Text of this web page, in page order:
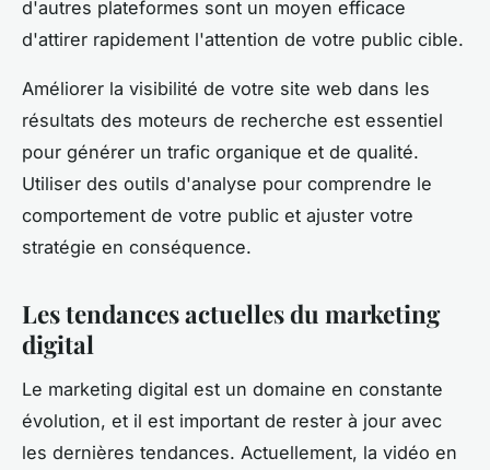
d'autres plateformes sont un moyen efficace
d'attirer rapidement l'attention de votre public cible.
Améliorer la visibilité de votre site web dans les
résultats des moteurs de recherche est essentiel
pour générer un trafic organique et de qualité.
Utiliser des outils d'analyse pour comprendre le
comportement de votre public et ajuster votre
stratégie en conséquence.
Les tendances actuelles du marketing
digital
Le marketing digital est un domaine en constante
évolution, et il est important de rester à jour avec
les dernières tendances. Actuellement, la vidéo en